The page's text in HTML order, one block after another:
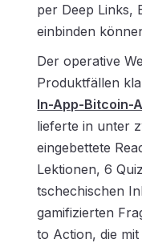
per Deep Links,
einbinden
Der operative
Produktfällen
In-App-Bitcoin-
lieferte in unter
eingebettete
Lektionen, 6
tschechischen
gamifizierten
to Action, die